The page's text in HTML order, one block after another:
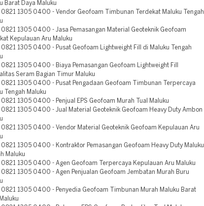
Barat Daya Maluku
0821 1305 0400 - Vendor Geofoam Timbunan Terdekat Maluku Tengah
0821 1305 0400 - Jasa Pemasangan Material Geoteknik Geofoam
Kepulauan Aru Maluku
0821 1305 0400 - Pusat Geofoam Lightweight Fill di Maluku Tengah
0821 1305 0400 - Biaya Pemasangan Geofoam Lightweight Fill
Seram Bagian Timur Maluku
0821 1305 0400 - Pusat Pengadaan Geofoam Timbunan Terpercaya
Tengah Maluku
0821 1305 0400 - Penjual EPS Geofoam Murah Tual Maluku
0821 1305 0400 - Jual Material Geoteknik Geofoam Heavy Duty Ambon
0821 1305 0400 - Vendor Material Geoteknik Geofoam Kepulauan Aru
0821 1305 0400 - Kontraktor Pemasangan Geofoam Heavy Duty Maluku
Maluku
0821 1305 0400 - Agen Geofoam Terpercaya Kepulauan Aru Maluku
0821 1305 0400 - Agen Penjualan Geofoam Jembatan Murah Buru
0821 1305 0400 - Penyedia Geofoam Timbunan Murah Maluku Barat